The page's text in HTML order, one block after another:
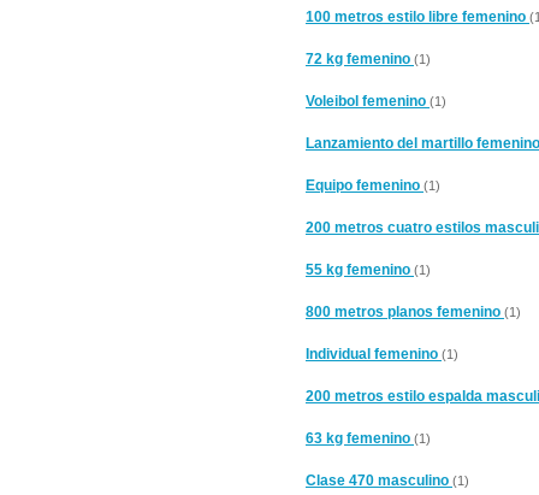
100 metros estilo libre femenino
72 kg femenino (1)
Voleibol femenino (1)
Lanzamiento del martillo
Equipo femenino (1)
200 metros cuatro estilos
55 kg femenino (1)
800 metros planos femenino (1)
Individual femenino (1)
200 metros estilo espalda
63 kg femenino (1)
Clase 470 masculino (1)